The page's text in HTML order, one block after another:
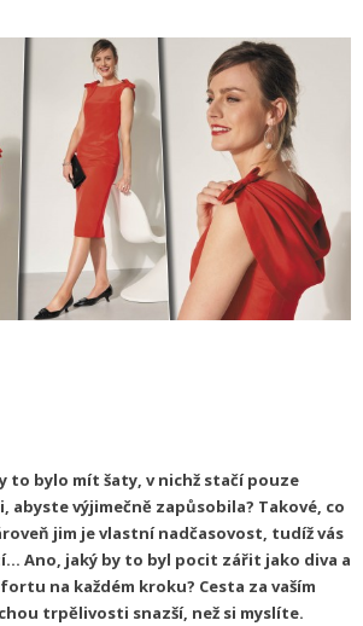
to bylo mít šaty, v nichž stačí pouze
výjimečně zapůsobila? Takové, co
jim je vlastní nadčasovost, tudíž vás
Ano, jaký by to byl pocit zářit jako diva a
na každém kroku? Cesta za vaším
trpělivosti snazší, než si myslíte.